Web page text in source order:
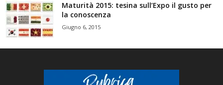
Maturità 2015: tesina sull’Expo il gusto per
la conoscenza
Giugno 6, 2015